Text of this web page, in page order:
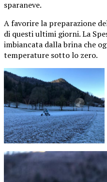
sparaneve.
A favorire la preparazione
di questi ultimi giorni. La
imbiancata dalla brina che
temperature sotto lo zero.